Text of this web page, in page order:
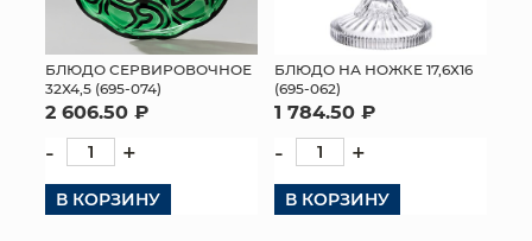
БЛЮДО СЕРВИРОВОЧНОЕ
32Х4,5 (695-074)
2 606.50 ₽
- +
В КОРЗИНУ
БЛЮДО НА НОЖКЕ 17,6Х16
(695-062)
1 784.50 ₽
- +
В КОРЗИНУ